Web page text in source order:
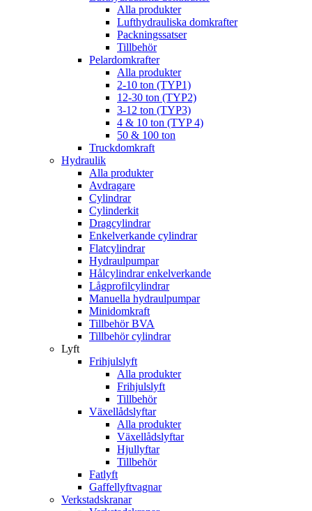
Alla produkter
Lufthydrauliska domkrafter
Packningssatser
Tillbehör
Pelardomkrafter
Alla produkter
2-10 ton (TYP1)
12-30 ton (TYP2)
3-12 ton (TYP3)
4 & 10 ton (TYP 4)
50 & 100 ton
Truckdomkraft
Hydraulik
Alla produkter
Avdragare
Cylindrar
Cylinderkit
Dragcylindrar
Enkelverkande cylindrar
Flatcylindrar
Hydraulpumpar
Hålcylindrar enkelverkande
Lågprofilcylindrar
Manuella hydraulpumpar
Minidomkraft
Tillbehör BVA
Tillbehör cylindrar
Lyft
Frihjulslyft
Alla produkter
Frihjulslyft
Tillbehör
Växellådslyftar
Alla produkter
Växellådslyftar
Hjullyftar
Tillbehör
Fatlyft
Gaffellyftvagnar
Verkstadskranar